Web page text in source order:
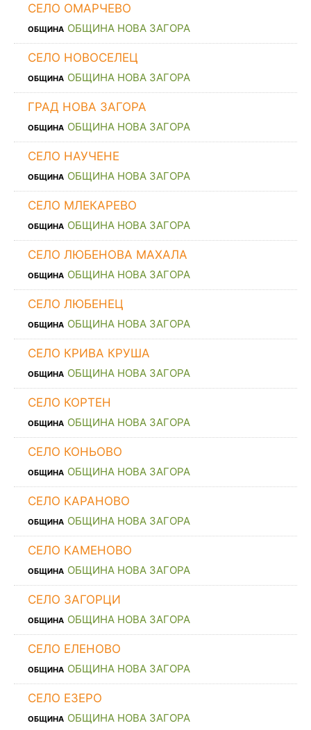
СЕЛО ОМАРЧЕВО
ОБЩИНА ОБЩИНА НОВА ЗАГОРА
СЕЛО НОВОСЕЛЕЦ
ОБЩИНА ОБЩИНА НОВА ЗАГОРА
ГРАД НОВА ЗАГОРА
ОБЩИНА ОБЩИНА НОВА ЗАГОРА
СЕЛО НАУЧЕНЕ
ОБЩИНА ОБЩИНА НОВА ЗАГОРА
СЕЛО МЛЕКАРЕВО
ОБЩИНА ОБЩИНА НОВА ЗАГОРА
СЕЛО ЛЮБЕНОВА МАХАЛА
ОБЩИНА ОБЩИНА НОВА ЗАГОРА
СЕЛО ЛЮБЕНЕЦ
ОБЩИНА ОБЩИНА НОВА ЗАГОРА
СЕЛО КРИВА КРУША
ОБЩИНА ОБЩИНА НОВА ЗАГОРА
СЕЛО КОРТЕН
ОБЩИНА ОБЩИНА НОВА ЗАГОРА
СЕЛО КОНЬОВО
ОБЩИНА ОБЩИНА НОВА ЗАГОРА
СЕЛО КАРАНОВО
ОБЩИНА ОБЩИНА НОВА ЗАГОРА
СЕЛО КАМЕНОВО
ОБЩИНА ОБЩИНА НОВА ЗАГОРА
СЕЛО ЗАГОРЦИ
ОБЩИНА ОБЩИНА НОВА ЗАГОРА
СЕЛО ЕЛЕНОВО
ОБЩИНА ОБЩИНА НОВА ЗАГОРА
СЕЛО ЕЗЕРО
ОБЩИНА ОБЩИНА НОВА ЗАГОРА